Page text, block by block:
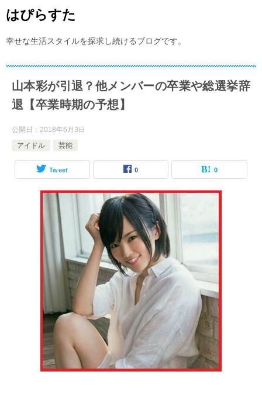
はぴらすた
幸せな生活スタイルを探求し続けるブログです。
山本彩が引退？他メンバーの卒業や総選挙辞
退【卒業時期の予想】
公開日： 2018年6月3日
アイドル
芸能
Tweet 0 0